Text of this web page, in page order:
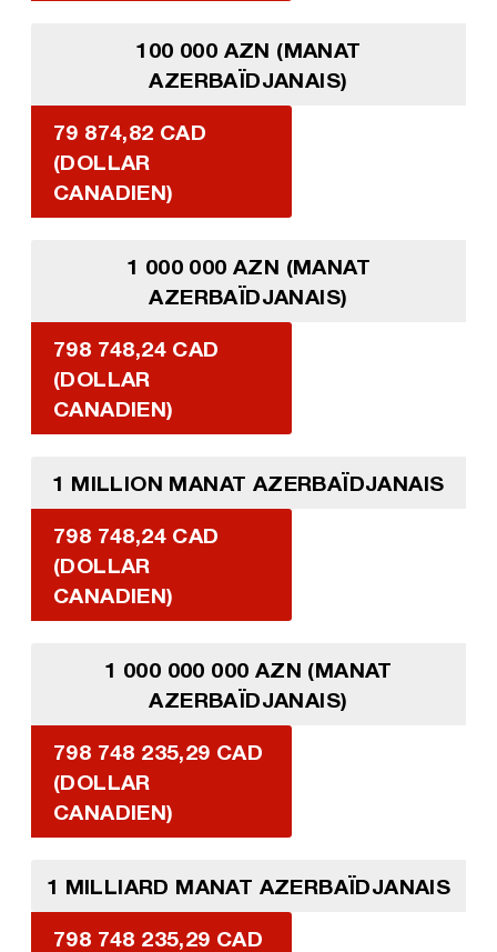
100 000 AZN (MANAT
AZERBAÏDJANAIS)
79 874,82 CAD
(DOLLAR
CANADIEN)
1 000 000 AZN (MANAT
AZERBAÏDJANAIS)
798 748,24 CAD
(DOLLAR
CANADIEN)
1 MILLION MANAT AZERBAÏDJANAIS
798 748,24 CAD
(DOLLAR
CANADIEN)
1 000 000 000 AZN (MANAT
AZERBAÏDJANAIS)
798 748 235,29 CAD
(DOLLAR
CANADIEN)
1 MILLIARD MANAT AZERBAÏDJANAIS
798 748 235,29 CAD